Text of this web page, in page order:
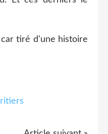
tiré d'une histoire